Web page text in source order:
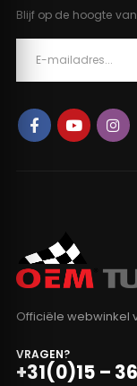
Blijf op de hoogte
Officiële webwinkel
VRAGEN?
+31(0)15 –